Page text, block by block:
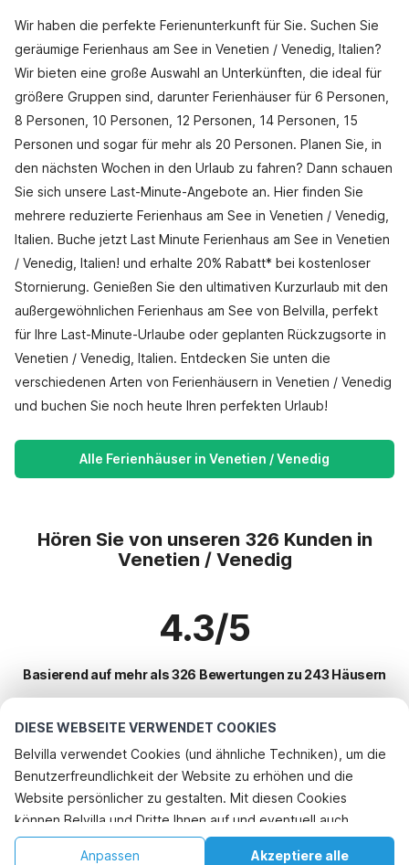
DIESE WEBSEITE VERWENDET COOKIES
Belvilla verwendet Cookies (und ähnliche Techniken), um die
Benutzerfreundlichkeit der Website zu erhöhen und die
Website persönlicher zu gestalten. Mit diesen Cookies
können Belvilla und Dritte Ihnen auf und eventuell auch
außerhalb unserer Website folgen, um Werbung Ihren
Akzeptiere alle
Anpassen
Wir haben die perfekte Ferienunterkunft für Sie. Suchen Sie
geräumige Ferienhaus am See in Venetien / Venedig, Italien?
Wir bieten eine große Auswahl an Unterkünften, die ideal für
größere Gruppen sind, darunter Ferienhäuser für 6 Personen,
8 Personen, 10 Personen, 12 Personen, 14 Personen, 15
Personen und sogar für mehr als 20 Personen. Planen Sie, in
den nächsten Wochen in den Urlaub zu fahren? Dann schauen
Sie sich unsere Last-Minute-Angebote an. Hier finden Sie
mehrere reduzierte Ferienhaus am See in Venetien / Venedig,
Italien. Buche jetzt Last Minute Ferienhaus am See in Venetien
/ Venedig, Italien! und erhalte 20% Rabatt* bei kostenloser
Stornierung. Genießen Sie den ultimativen Kurzurlaub mit den
außergewöhnlichen Ferienhaus am See von Belvilla, perfekt
für Ihre Last-Minute-Urlaube oder geplanten Rückzugsorte in
Venetien / Venedig, Italien. Entdecken Sie unten die
verschiedenen Arten von Ferienhäusern in Venetien / Venedig
und buchen Sie noch heute Ihren perfekten Urlaub!
Alle Ferienhäuser in Venetien / Venedig
Hören Sie von unseren 326 Kunden in
Venetien / Venedig
4.3/5
Basierend auf mehr als 326 Bewertungen zu 243 Häusern
Beliebteste Reiseziele für Urlaub
Beliebte Ausstattungen für Urlaub in Venetien / venedig
Kinderfreundliche Ferienunterkünfte
Ferienhaus mit Schwimmbad
Top-Regionen mit Top-Annehmlichkeiten für den Urlaub
Urlaub mit Hund - Haustierfreundliche Ferienunterkünfte norditalien
Top-Städte mit Top-Annehmlichkeiten für den Urlaub
Telefonisch buchen